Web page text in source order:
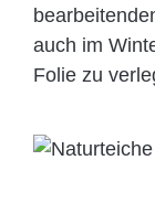
auch im
Folie zu